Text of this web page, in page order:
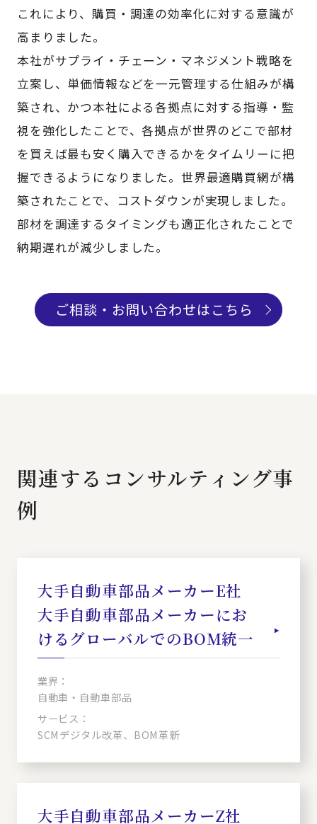
これにより、購買・調達の効率化に対する意識が
高まりました。
本社がサプライ・チェーン・マネジメント戦略を
立案し、単価情報などを一元管理する仕組みが構
築され、かつ本社による各拠点に対する指導・監
視を強化したことで、各拠点が世界のどこで部材
を買えば最も安く購入できるかをタイムリーに把
握できるようになりました。世界最適購買網が構
築されたことで、コストダウンが実現しました。
部材を調達するタイミングも適正化されたことで
納期遅れが減少しました。
ご相談・お問い合わせはこちら
関連するコンサルティング事
例
大手自動車部品メーカーE社
大手自動車部品メーカーにお
けるグローバルでのBOM統一
業界：
自動車・自動車部品
サービス：
SCMデジタル改革、BOM革新
大手自動車部品メーカーZ社